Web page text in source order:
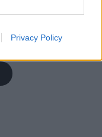
Privacy Policy